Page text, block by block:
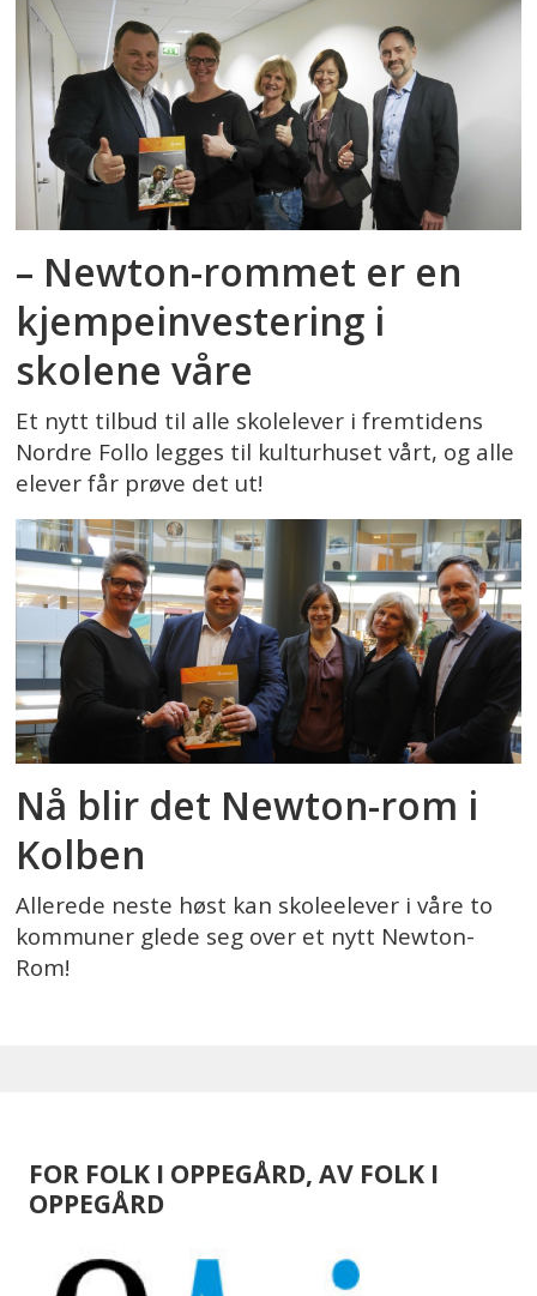
– Newton-rommet er en
kjempeinvestering i
skolene våre
Et nytt tilbud til alle skolelever i fremtidens
Nordre Follo legges til kulturhuset vårt, og alle
elever får prøve det ut!
Nå blir det Newton-rom i
Kolben
Allerede neste høst kan skoleelever i våre to
kommuner glede seg over et nytt Newton-
Rom!
FOR FOLK I OPPEGÅRD, AV FOLK I
OPPEGÅRD